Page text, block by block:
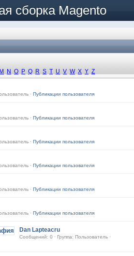
сборка Magento
M N O P Q R S T U V W X Y Z
· Публикации пользователя
· Публикации пользователя
· Публикации пользователя
· Публикации пользователя
· Публикации пользователя
· Публикации пользователя
Dan Lapteacru
Сообщений: 0 · Группа: Пользователь ·